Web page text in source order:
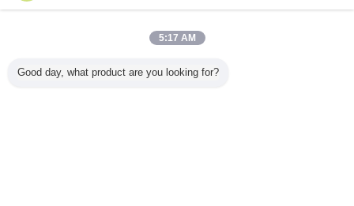
SMD2121 LEDビ
防水 SMD P6 フル
5:17 AM
Good day, what product are you looking for?